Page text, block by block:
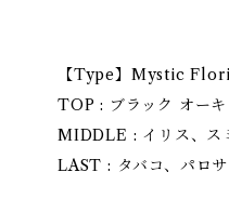
【Type】Mystic
TOP : ブラック オーキ
MIDDLE : イリス、ス
LAST : タバコ、パロサ